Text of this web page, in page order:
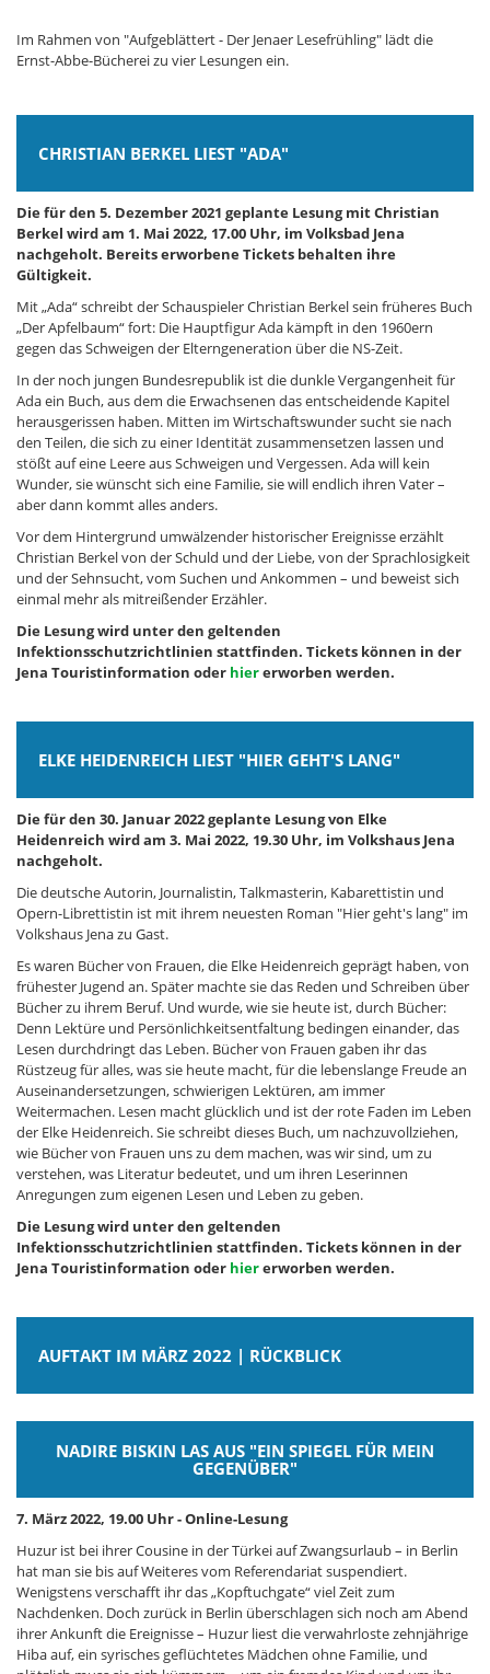
Im Rahmen von "Aufgeblättert - Der Jenaer Lesefrühling" lädt die
Ernst-Abbe-Bücherei zu vier Lesungen ein.
CHRISTIAN BERKEL LIEST "ADA"
Die für den 5. Dezember 2021 geplante Lesung mit Christian
Berkel wird am 1. Mai 2022, 17.00 Uhr, im Volksbad Jena
nachgeholt. Bereits erworbene Tickets behalten ihre
Gültigkeit.
Mit „Ada“ schreibt der Schauspieler Christian Berkel sein früheres Buch
„Der Apfelbaum“ fort: Die Hauptfigur Ada kämpft in den 1960ern
gegen das Schweigen der Elterngeneration über die NS-Zeit.
In der noch jungen Bundesrepublik ist die dunkle Vergangenheit für
Ada ein Buch, aus dem die Erwachsenen das entscheidende Kapitel
herausgerissen haben. Mitten im Wirtschaftswunder sucht sie nach
den Teilen, die sich zu einer Identität zusammensetzen lassen und
stößt auf eine Leere aus Schweigen und Vergessen. Ada will kein
Wunder, sie wünscht sich eine Familie, sie will endlich ihren Vater –
aber dann kommt alles anders.
Vor dem Hintergrund umwälzender historischer Ereignisse erzählt
Christian Berkel von der Schuld und der Liebe, von der Sprachlosigkeit
und der Sehnsucht, vom Suchen und Ankommen – und beweist sich
einmal mehr als mitreißender Erzähler.
Die Lesung wird unter den geltenden
Infektionsschutzrichtlinien stattfinden. Tickets können in der
Jena Touristinformation oder hiererworben werden.
ELKE HEIDENREICH LIEST "HIER GEHT'S LANG"
Die für den 30. Januar 2022 geplante Lesung von Elke
Heidenreich wird am 3. Mai 2022, 19.30 Uhr, im Volkshaus Jena
nachgeholt.
Die deutsche Autorin, Journalistin, Talkmasterin, Kabarettistin und
Opern-Librettistin ist mit ihrem neuesten Roman "Hier geht's lang" im
Volkshaus Jena zu Gast.
Es waren Bücher von Frauen, die Elke Heidenreich geprägt haben, von
frühester Jugend an. Später machte sie das Reden und Schreiben über
Bücher zu ihrem Beruf. Und wurde, wie sie heute ist, durch Bücher:
Denn Lektüre und Persönlichkeitsentfaltung bedingen einander, das
Lesen durchdringt das Leben. Bücher von Frauen gaben ihr das
Rüstzeug für alles, was sie heute macht, für die lebenslange Freude an
Auseinandersetzungen, schwierigen Lektüren, am immer
Weitermachen. Lesen macht glücklich und ist der rote Faden im Leben
der Elke Heidenreich. Sie schreibt dieses Buch, um nachzuvollziehen,
wie Bücher von Frauen uns zu dem machen, was wir sind, um zu
verstehen, was Literatur bedeutet, und um ihren Leserinnen
Anregungen zum eigenen Lesen und Leben zu geben.
Die Lesung wird unter den geltenden
Infektionsschutzrichtlinien stattfinden. Tickets können in der
Jena Touristinformation oder hiererworben werden.
AUFTAKT IM MÄRZ 2022 | RÜCKBLICK
NADIRE BISKIN LAS AUS "EIN SPIEGEL FÜR MEIN
GEGENÜBER"
7. März 2022, 19.00 Uhr - Online-Lesung
Huzur ist bei ihrer Cousine in der Türkei auf Zwangsurlaub – in Berlin
hat man sie bis auf Weiteres vom Referendariat suspendiert.
Wenigstens verschafft ihr das „Kopftuchgate“ viel Zeit zum
Nachdenken. Doch zurück in Berlin überschlagen sich noch am Abend
ihrer Ankunft die Ereignisse – Huzur liest die verwahrloste zehnjährige
Hiba auf, ein syrisches geflüchtetes Mädchen ohne Familie, und